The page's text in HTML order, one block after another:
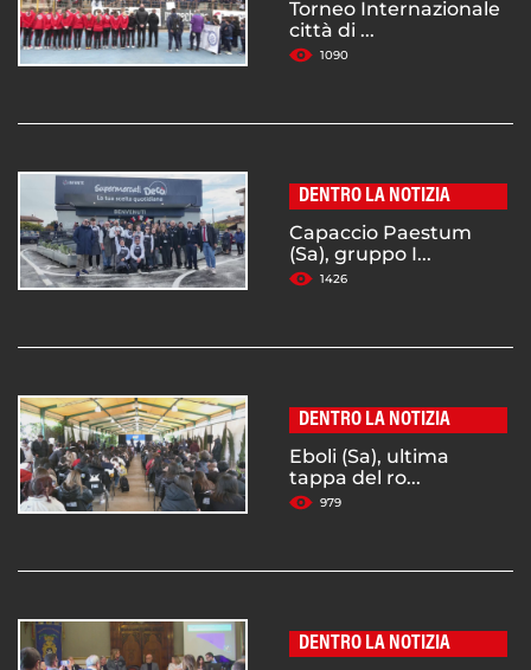
Torneo Internazionale
città di ...
1090
DENTRO LA NOTIZIA
Capaccio Paestum
(Sa), gruppo I...
1426
DENTRO LA NOTIZIA
Eboli (Sa), ultima
tappa del ro...
979
DENTRO LA NOTIZIA